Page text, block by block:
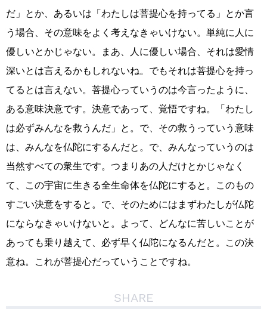
だ」とか、あるいは「わたしは菩提心を持ってる」とか言
う場合、その意味をよく考えなきゃいけない。単純に人に
優しいとかじゃない。まあ、人に優しい場合、それは愛情
深いとは言えるかもしれないね。でもそれは菩提心を持っ
てるとは言えない。菩提心っていうのは今言ったように、
ある意味決意です。決意であって、覚悟ですね。「わたし
は必ずみんなを救うんだ」と。で、その救うっていう意味
は、みんなを仏陀にするんだと。で、みんなっていうのは
当然すべての衆生です。つまりあの人だけとかじゃなく
て、この宇宙に生きる全生命体を仏陀にすると。このもの
すごい決意をすると。で、そのためにはまずわたしが仏陀
にならなきゃいけないと。よって、どんなに苦しいことが
あっても乗り越えて、必ず早く仏陀になるんだと。この決
意ね。これが菩提心だっていうことですね。
SHARE